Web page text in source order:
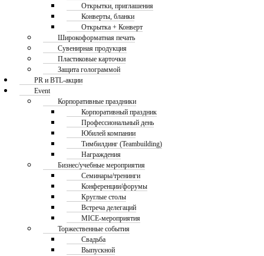
Открытки, приглашения
Конверты, бланки
Открытка + Конверт
Широкоформатная печать
Сувенирная продукция
Пластиковые карточки
Защита голограммой
PR и BTL-акции
Event
Корпоративные праздники
Корпоративный праздник
Профессиональный день
Юбилей компании
Тимбилдинг (Teambuilding)
Награждения
Бизнес/учебные мероприятия
Семинары/тренинги
Конференции/форумы
Круглые столы
Встреча делегаций
MICE-мероприятия
Торжественные события
Свадьба
Выпускной